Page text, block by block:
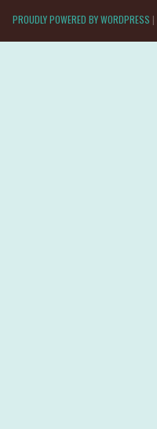
PROUDLY POWERED BY WORDPRESS |